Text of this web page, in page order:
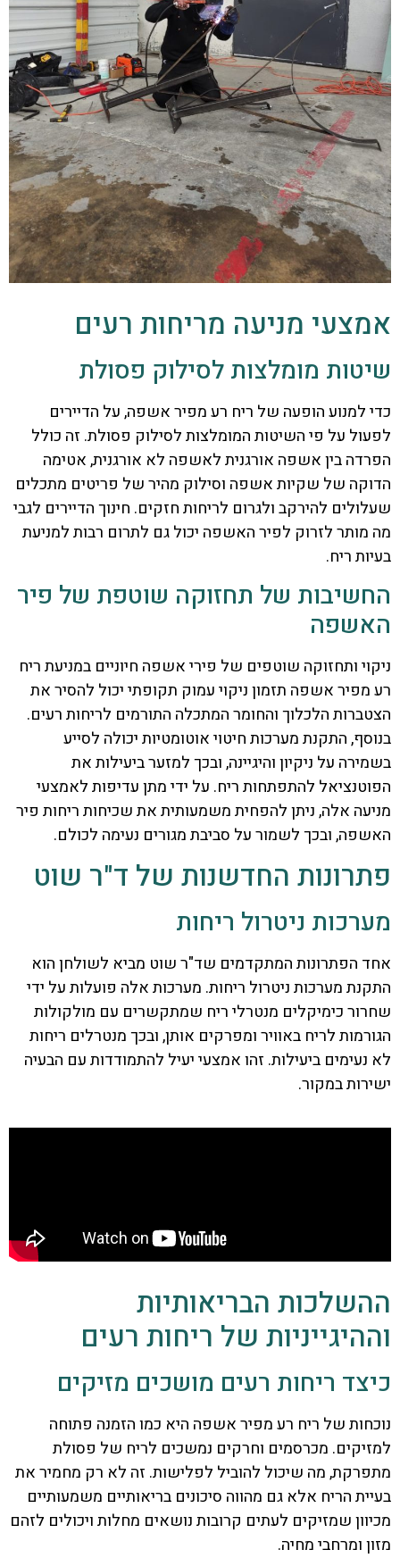
אמצעי מניעה מריחות רעים
שיטות מומלצות לסילוק פסולת
כדי למנוע הופעה של ריח רע מפיר אשפה, על הדיירים
לפעול על פי השיטות המומלצות לסילוק פסולת. זה כולל
הפרדה בין אשפה אורגנית לאשפה לא אורגנית, אטימה
הדוקה של שקיות אשפה וסילוק מהיר של פריטים מתכלים
שעלולים להירקב ולגרום לריחות חזקים. חינוך הדיירים לגבי
מה מותר לזרוק לפיר האשפה יכול גם לתרום רבות למניעת
בעיות ריח.
החשיבות של תחזוקה שוטפת של פיר
האשפה
ניקוי ותחזוקה שוטפים של פירי אשפה חיוניים במניעת ריח
רע מפיר אשפה תזמון ניקוי עמוק תקופתי יכול להסיר את
הצטברות הלכלוך והחומר המתכלה התורמים לריחות רעים.
בנוסף, התקנת מערכות חיטוי אוטומטיות יכולה לסייע
בשמירה על ניקיון והיגיינה, ובכך למזער ביעילות את
הפוטנציאל להתפתחות ריח. על ידי מתן עדיפות לאמצעי
מניעה אלה, ניתן להפחית משמעותית את שכיחות ריחות פיר
האשפה, ובכך לשמור על סביבת מגורים נעימה לכולם.
פתרונות החדשנות של ד"ר שוט
מערכות ניטרול ריחות
אחד הפתרונות המתקדמים שד"ר שוט מביא לשולחן הוא
התקנת מערכות ניטרול ריחות. מערכות אלה פועלות על ידי
שחרור כימיקלים מנטרלי ריח שמתקשרים עם מולקולות
הגורמות לריח באוויר ומפרקים אותן, ובכך מנטרלים ריחות
לא נעימים ביעילות. זהו אמצעי יעיל להתמודדות עם הבעיה
ישירות במקור.
ההשלכות הבריאותיות
וההיגייניות של ריחות רעים
כיצד ריחות רעים מושכים מזיקים
נוכחות של ריח רע מפיר אשפה היא כמו הזמנה פתוחה
למזיקים. מכרסמים וחרקים נמשכים לריח של פסולת
מתפרקת, מה שיכול להוביל לפלישות. זה לא רק מחמיר את
בעיית הריח אלא גם מהווה סיכונים בריאותיים משמעותיים
מכיוון שמזיקים לעתים קרובות נושאים מחלות ויכולים לזהם
מזון ומרחבי מחיה.